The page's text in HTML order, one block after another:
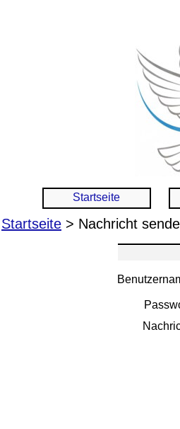
Startseite
Startseite > Nachricht